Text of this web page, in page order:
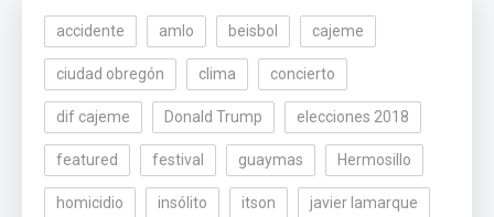
accidente amlo beisbol cajeme
ciudad obregón clima concierto
dif cajeme Donald Trump elecciones 2018
featured festival guaymas Hermosillo
homicidio insólito itson javier lamarque